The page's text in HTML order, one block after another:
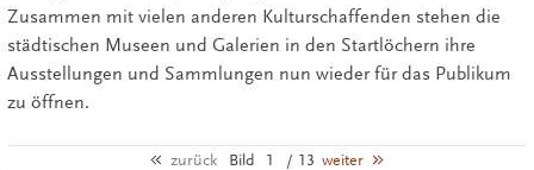
Zusammen mit vielen anderen Kulturschaffenden stehen die
städtischen Museen und Galerien in den Startlöchern ihre
Ausstellungen und Sammlungen nun wieder für das Publikum
zu öffnen.
zurück Bild 1 / 13 weiter